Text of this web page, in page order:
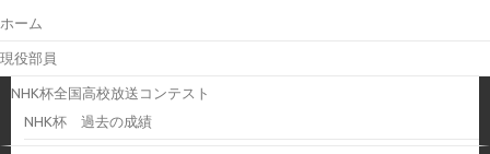
ホーム
現役部員
NHK杯全国高校放送コンテスト
NHK杯 過去の成績